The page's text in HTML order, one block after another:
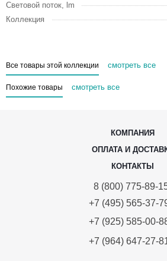
Световой поток, lm
Коллекция
Все товары этой коллекции смотреть все
Похожие товары смотреть все
КОМПАНИЯ
ОПЛАТА И
КОНТАКТЫ
8 (800) 775-89-
+7 (495) 565-37-
+7 (925) 585-00-
+7 (964) 647-27-